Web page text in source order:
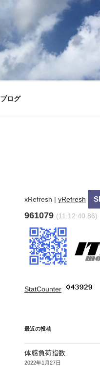
ブログ
xRefresh | yRefresh
961079 (11:12:41.85)
StatCounter:
最近の投稿
体感負荷指数
2022年1月27日